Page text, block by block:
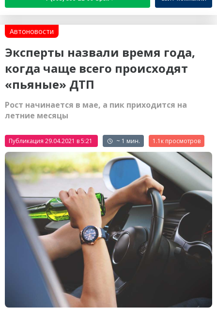
Автоновости
Эксперты назвали время года,
когда чаще всего происходят
«пьяные» ДТП
Рост начинается в мае, а пик приходится на
летние месяцы
Публикация 29.04.2021 в 5:21 ~ 1 мин. 1.1к